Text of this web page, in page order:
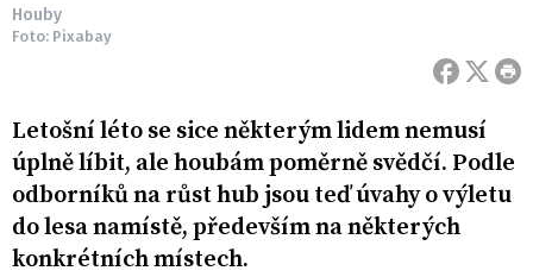
Houby
Foto: Pixabay
Letošní léto se sice některým lidem nemusí
úplně líbit, ale houbám poměrně svědčí. Podle
odborníků na růst hub jsou teď úvahy o výletu
do lesa namístě, především na některých
konkrétních místech.